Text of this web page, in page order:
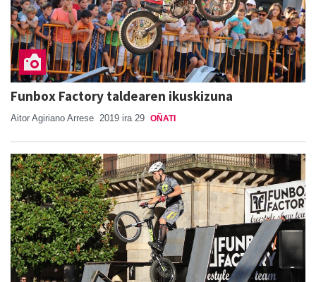
Funbox Factory taldearen ikuskizuna
Aitor Agiriano Arrese 2019 ira 29 OÑATI